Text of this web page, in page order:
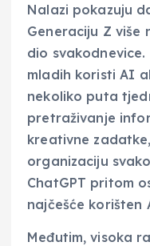
Nalazi pokazuju
Generaciju Z više
dio svakodnevice.
mladih koristi AI
nekoliko puta
pretraživanje
kreativne
organizaciju
ChatGPT pritom
najčešće korišten
Međutim, visoka